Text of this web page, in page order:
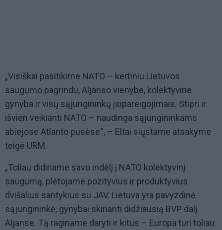
„Visiškai pasitikime NATO – kertiniu Lietuvos
saugumo pagrindu, Aljanso vienybe, kolektyvine
gynyba ir visų sąjungininkų įsipareigojimais. Stipri ir
išvien veikianti NATO – naudinga sąjungininkams
abiejose Atlanto pusėse“, – Eltai siųstame atsakyme
teigė URM.
„Toliau didiname savo indėlį į NATO kolektyvinį
saugumą, plėtojame pozityvius ir produktyvius
dvišalius santykius su JAV. Lietuva yra pavyzdinė
sąjungininkė, gynybai skirianti didžiausią BVP dalį
Aljanse. Tą raginame daryti ir kitus – Europa turi toliau